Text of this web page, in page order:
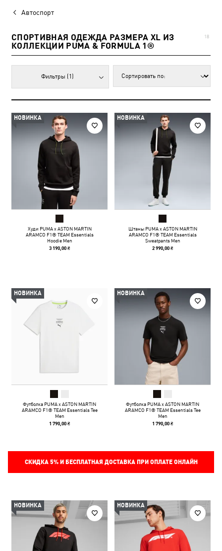
Автоспорт
СПОРТИВНАЯ ОДЕЖДА РАЗМЕРА XL ИЗ
КОЛЛЕКЦИИ PUMA & FORMULA 1®
18
Фильтры (1)
НОВИНКА
Худи PUMA x ASTON MARTIN
ARAMCO F1® TEAM Essentials
Hoodie Men
3 190,00 ₴
НОВИНКА
Штаны PUMA x ASTON MARTIN
ARAMCO F1® TEAM Essentials
Sweatpants Men
2 990,00 ₴
НОВИНКА
Футболка PUMA x ASTON MARTIN
ARAMCO F1® TEAM Essentials Tee
Men
1 790,00 ₴
НОВИНКА
Футболка PUMA x ASTON MARTIN
ARAMCO F1® TEAM Essentials Tee
Men
1 790,00 ₴
СКИДКА 5%И БЕСПЛАТНАЯ ДОСТАВКА ПРИ ОПЛАТЕ ОНЛАЙН
НОВИНКА НОВИНКА